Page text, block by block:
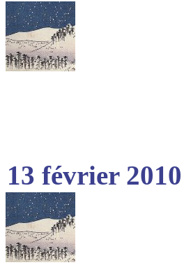
13 février 2010